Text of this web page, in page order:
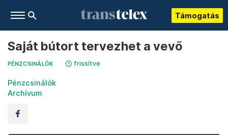
Támogatás
Saját bútort tervezhet a vevő
PÉNZCSINÁLÓK frissítve
Pénzcsinálók
Archívum